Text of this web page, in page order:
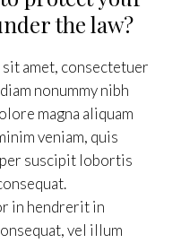
the law?
amet, consectetuer
nonummy nibh
magna aliquam
veniam, quis
suscipit lobortis
in hendrerit in
vel illum